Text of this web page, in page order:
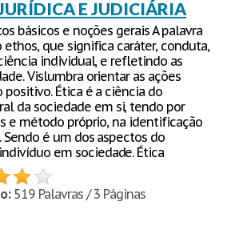
básicos e noções gerais A palavra
ethos, que significa caráter, conduta,
individual, e refletindo as
Vislumbra orientar as ações
positivo. Ética é a ciência do
da sociedade em si, tendo por
e método próprio, na identificação
é um dos aspectos do
em sociedade. Ética
519 Palavras / 3 Páginas